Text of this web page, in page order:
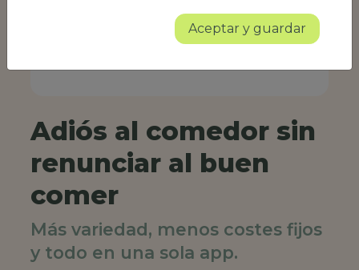
Adiós al comedor sin
renunciar al buen
comer
Más variedad, menos costes fijos
y todo en una sola app.
Aceptar y guardar